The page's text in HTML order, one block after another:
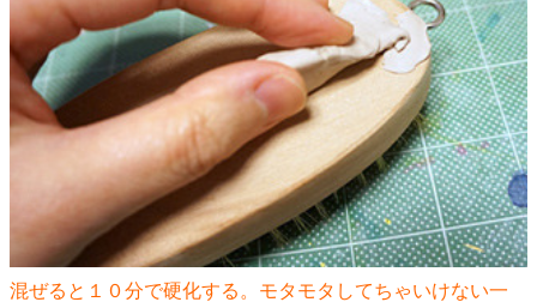
混ぜると１０分で硬化する。モタモタしてちゃいけない一